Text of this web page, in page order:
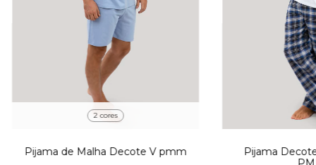
2 cores
Pijama de Malha Decote V pmm
Pijama